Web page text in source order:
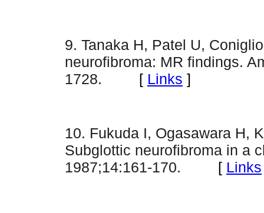
9. Tanaka H, Patel U,
neurofibroma: MR findings.
1728.
[ Links ]
10. Fukuda I, Ogasawara H,
Subglottic neurofibroma in a
1987;14:161-170.
[ Links